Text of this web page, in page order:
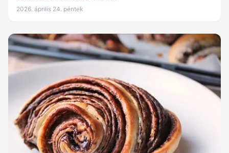
2026. április 24. péntek